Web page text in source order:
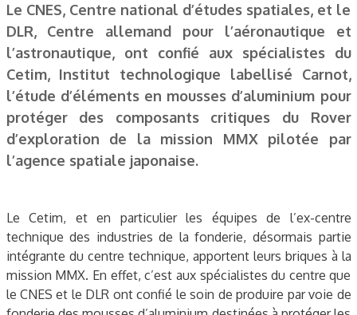
Le CNES, Centre national d’études spatiales, et le
DLR, Centre allemand pour l’aéronautique et
l’astronautique, ont confié aux spécialistes du
Cetim, Institut technologique labellisé Carnot,
l’étude d’éléments en mousses d’aluminium pour
protéger des composants critiques du Rover
d’exploration de la mission MMX pilotée par
l’agence spatiale japonaise.
Le Cetim, et en particulier les équipes de l’ex-centre
technique des industries de la fonderie, désormais partie
intégrante du centre technique, apportent leurs briques à la
mission MMX. En effet, c’est aux spécialistes du centre que
le CNES et le DLR ont confié le soin de produire par voie de